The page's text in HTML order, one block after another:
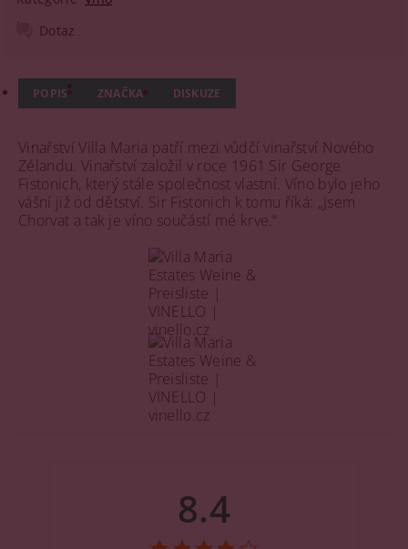
Dotaz
POPIS ZNAČKA DISKUZE
Vinařství Villa Maria patří mezi vůdčí vinařství Nového
Zélandu. Vinařství založil v roce 1961 Sir George
Fistonich, který stále společnost vlastní. Víno bylo jeho
vášní již od dětství. Sir Fistonich k tomu říká: „Jsem
Chorvat a tak je víno součástí mé krve.“
8.4